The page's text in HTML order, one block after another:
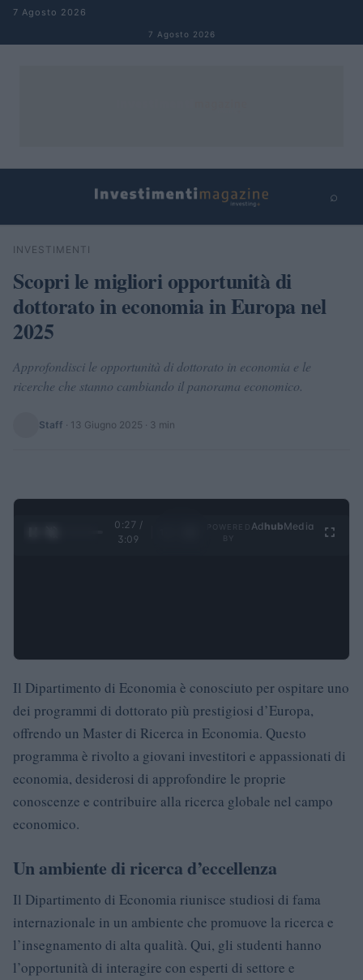
Salta al contenuto
7 Agosto 2026
7 Agosto 2026
⌕
Cerca
INVESTIMENTI
Scopri le migliori opportunità di
dottorato in economia in Europa nel
2025
Approfondisci le opportunità di dottorato in economia e le
ricerche che stanno cambiando il panorama economico.
Staff · 13 Giugno 2025 · 3 min
0:28 /
3:09
Ad hubMedia
Il Dipartimento di Economia è conosciuto per ospitare uno
dei programmi di dottorato più prestigiosi d’Europa,
offrendo un Master di Ricerca in Economia. Questo
programma è rivolto a giovani investitori e appassionati di
economia, desiderosi di approfondire le proprie
conoscenze e contribuire alla ricerca globale nel campo
economico.
Un ambiente di ricerca d’eccellenza
Il Dipartimento di Economia riunisce studiosi di fama
internazionale in un ambiente che promuove la ricerca e
l’insegnamento di alta qualità. Qui, gli studenti hanno
l’opportunità di interagire con esperti di settore e